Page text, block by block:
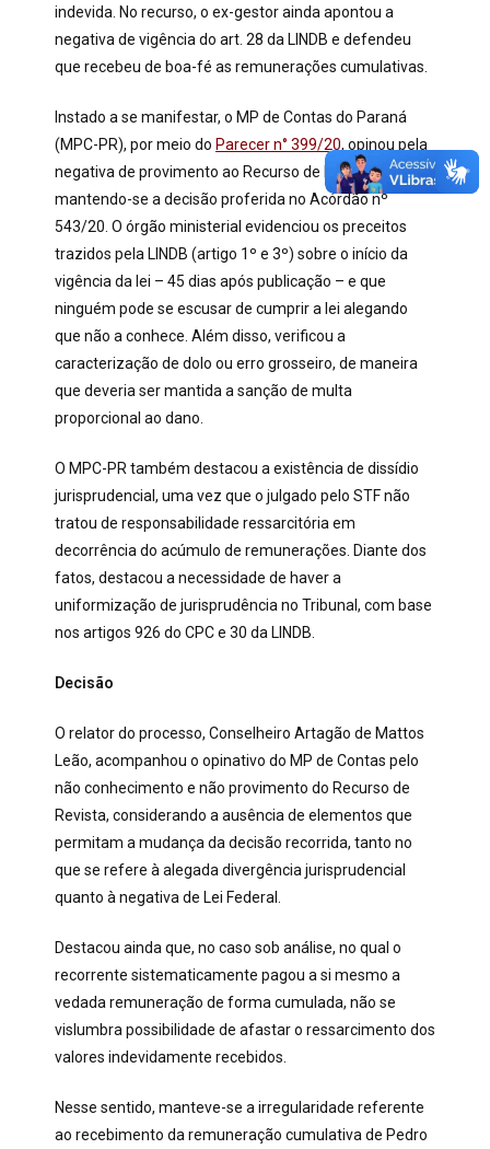
indevida. No recurso, o ex-gestor ainda apontou a
negativa de vigência do art. 28 da LINDB e defendeu
que recebeu de boa-fé as remunerações cumulativas.
Instado a se manifestar, o MP de Contas do Paraná
(MPC-PR), por meio do Parecer n° 399/20, opinou pela
negativa de provimento ao Recurso de Revisão,
mantendo-se a decisão proferida no Acórdão nº
543/20. O órgão ministerial evidenciou os preceitos
trazidos pela LINDB (artigo 1º e 3º) sobre o início da
vigência da lei – 45 dias após publicação – e que
ninguém pode se escusar de cumprir a lei alegando
que não a conhece. Além disso, verificou a
caracterização de dolo ou erro grosseiro, de maneira
que deveria ser mantida a sanção de multa
proporcional ao dano.
O MPC-PR também destacou a existência de dissídio
jurisprudencial, uma vez que o julgado pelo STF não
tratou de responsabilidade ressarcitória em
decorrência do acúmulo de remunerações. Diante dos
fatos, destacou a necessidade de haver a
uniformização de jurisprudência no Tribunal, com base
nos artigos 926 do CPC e 30 da LINDB.
Decisão
O relator do processo, Conselheiro Artagão de Mattos
Leão, acompanhou o opinativo do MP de Contas pelo
não conhecimento e não provimento do Recurso de
Revista, considerando a ausência de elementos que
permitam a mudança da decisão recorrida, tanto no
que se refere à alegada divergência jurisprudencial
quanto à negativa de Lei Federal.
Destacou ainda que, no caso sob análise, no qual o
recorrente sistematicamente pagou a si mesmo a
vedada remuneração de forma cumulada, não se
vislumbra possibilidade de afastar o ressarcimento dos
valores indevidamente recebidos.
Nesse sentido, manteve-se a irregularidade referente
ao recebimento da remuneração cumulativa de Pedro